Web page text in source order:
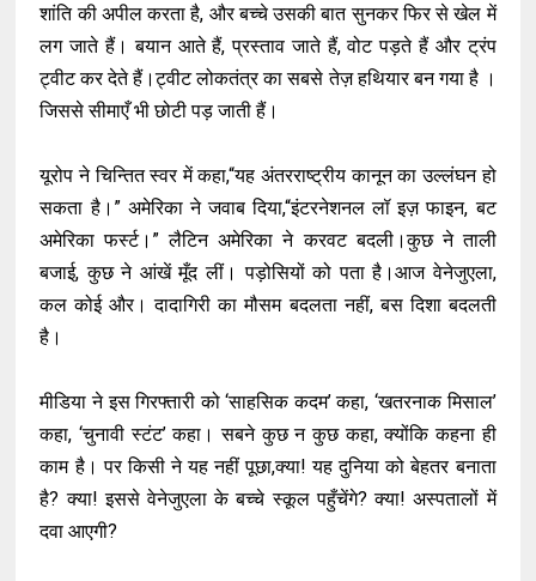
शांति की अपील करता है, और बच्चे उसकी बात सुनकर फिर से खेल में
लग जाते हैं। बयान आते हैं, प्रस्ताव जाते हैं, वोट पड़ते हैं और ट्रंप
ट्वीट कर देते हैं।ट्वीट लोकतंत्र का सबसे तेज़ हथियार बन गया है ।
जिससे सीमाएँ भी छोटी पड़ जाती हैं।
यूरोप ने चिन्तित स्वर में कहा,“यह अंतरराष्ट्रीय कानून का उल्लंघन हो
सकता है।” अमेरिका ने जवाब दिया,“इंटरनेशनल लॉ इज़ फाइन, बट
अमेरिका फर्स्ट।” लैटिन अमेरिका ने करवट बदली।कुछ ने ताली
बजाई, कुछ ने आंखें मूँद लीं। पड़ोसियों को पता है।आज वेनेजुएला,
कल कोई और। दादागिरी का मौसम बदलता नहीं, बस दिशा बदलती
है।
मीडिया ने इस गिरफ्तारी को ‘साहसिक कदम’ कहा, ‘खतरनाक मिसाल’
कहा, ‘चुनावी स्टंट’ कहा। सबने कुछ न कुछ कहा, क्योंकि कहना ही
काम है। पर किसी ने यह नहीं पूछा,क्या! यह दुनिया को बेहतर बनाता
है? क्या! इससे वेनेजुएला के बच्चे स्कूल पहुँचेंगे? क्या! अस्पतालों में
दवा आएगी?